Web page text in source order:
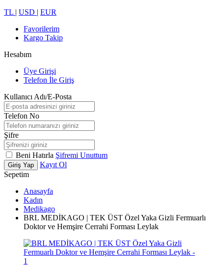
TL | USD | EUR
Favorilerim
Kargo Takip
Hesabım
Üye Girişi
Telefon İle Giriş
Kullanıcı Adı/E-Posta
Telefon No
Şifre
Beni Hatırla Şifremi Unuttum
Giriş Yap
Kayıt Ol
Sepetim
Anasayfa
Kadın
Medikago
BRL MEDİKAGO | TEK ÜST Özel Yaka Gizli Fermuarlı
Doktor ve Hemşire Cerrahi Forması Leylak